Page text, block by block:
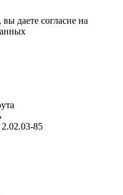
даете согласие на
85